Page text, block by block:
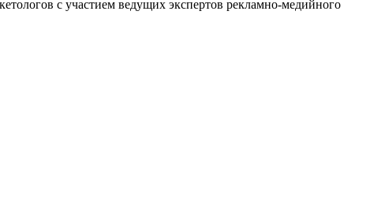
с участием ведущих экспертов рекламно-медийного